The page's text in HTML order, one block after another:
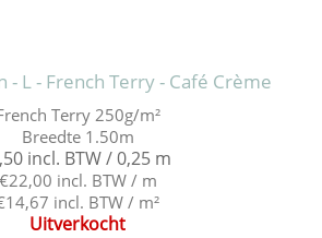
- L - French Terry - Café Crème
Terry 250g/m²
Breedte 1.50m
incl. BTW / 0,25 m
€22,00 incl. BTW / m
incl. BTW / m²
Uitverkocht